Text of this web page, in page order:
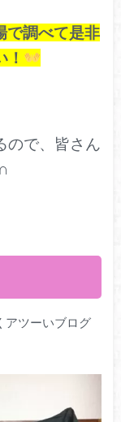
で調べて是非
ので、皆さん
アツーいブログ